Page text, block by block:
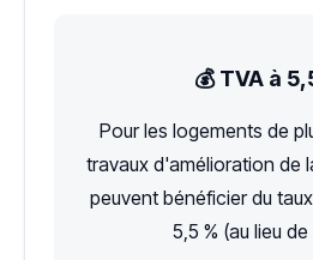
💰 TVA à
Pour les logements de
travaux d'amélioration de
peuvent bénéficier du
5,5 % (au lieu de